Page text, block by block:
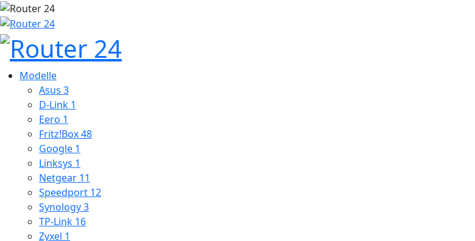
Modelle
Asus 3
D-Link 1
Eero 1
Fritz!Box48
Google 1
Linksys 1
Netgear 11
Speedport 12
Synology3
TP-Link 16
Zyxel 1